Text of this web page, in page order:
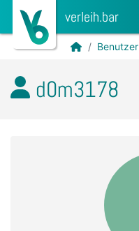
verleih.bar
Benutzer
d0m3178